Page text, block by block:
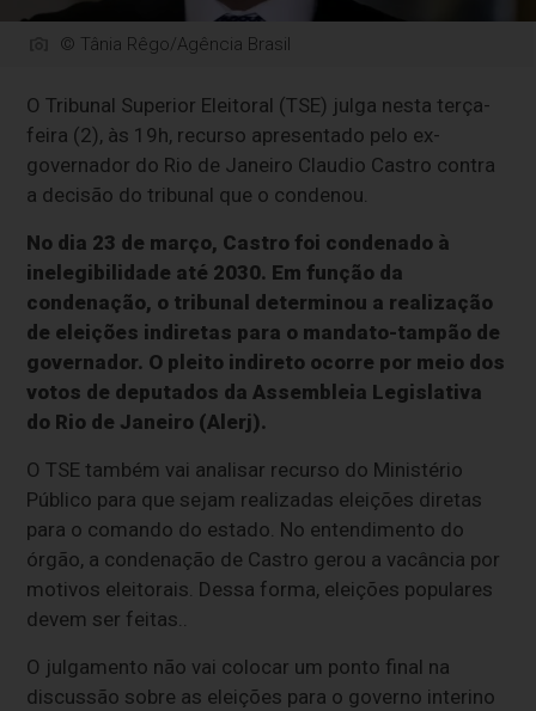
© Tânia Rêgo/Agência Brasil
O Tribunal Superior Eleitoral (TSE) julga nesta terça-
feira (2), às 19h, recurso apresentado pelo ex-
governador do Rio de Janeiro Claudio Castro contra
a decisão do tribunal que o condenou.
No dia 23 de março, Castro foi condenado à
inelegibilidade até 2030. Em função da
condenação, o tribunal determinou a realização
de eleições indiretas para o mandato-tampão de
governador. O pleito indireto ocorre por meio dos
votos de deputados da Assembleia Legislativa
do Rio de Janeiro (Alerj).
O TSE também vai analisar recurso do Ministério
Público para que sejam realizadas eleições diretas
para o comando do estado. No entendimento do
órgão, a condenação de Castro gerou a vacância por
motivos eleitorais. Dessa forma, eleições populares
devem ser feitas..
O julgamento não vai colocar um ponto final na
discussão sobre as eleições para o governo interino